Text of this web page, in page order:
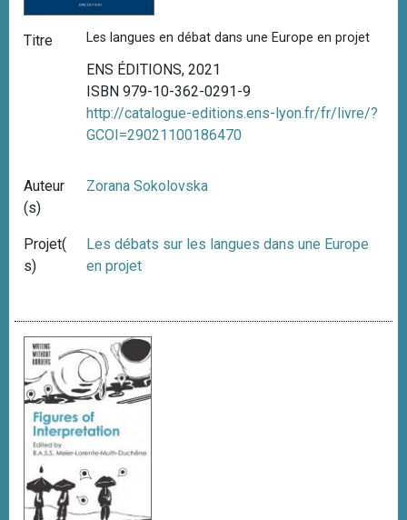
Titre Les langues en débat dans une Europe en projet
ENS ÉDITIONS, 2021
ISBN 979-10-362-0291-9
http://catalogue-editions.ens-lyon.fr/fr/livre/?
GCOI=29021100186470
Auteur
(s)
Zorana Sokolovska
Projet(
s)
Les débats sur les langues dans une Europe
en projet